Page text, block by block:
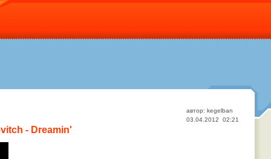
автор: kegelban
03.04.2012 02:21
- Dreamin'